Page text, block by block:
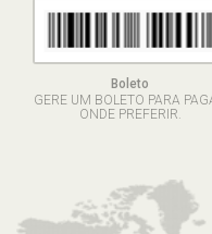
Boleto
GERE UM BOLETO PARA
ONDE PREFERIR.